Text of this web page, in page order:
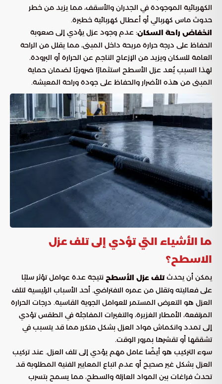
الكهربائية الموجودة في الجدران والأسقف، مما يزيد من خطر
حدوث ماس كهربائي أو أعطال كهربائية خطيرة.
انخفاض راحة السكان: عدم وجود عزل يؤدي إلى صعوبة
الحفاظ على درجة حرارة مريحة داخل المبنى، مما يقلل من الراحة
العامة للسكان ويزيد من الإزعاج الناجم عن الحرارة أو البرودة.
لهذا السبب يُعد عزل الأسطح استثمارًا ضروريًا لضمان حماية
المبنى من هذه الأضرار والحفاظ على جودة وراحة المعيشة.
ما الأشياء التي تؤدي إلى تلف عزل
الاسطح؟
يمكن أن يحدثتلف عزل الأسطح نتيجة عدة عوامل تؤثر سلبًا
على فعاليته وتقلل من عمره الافتراضي. أحد الأسباب الرئيسية لتلف
العزل هو التعرض المستمر للعوامل الجوية القاسية. درجات الحرارة
المرتفعة، الأمطار الغزيرة، والتغيرات المفاجئة في الطقس تؤدي
إلى تمدد وانكماش مواد العزل بشكل متكرر مما قد يتسبب في
تشققها أو تقشرها بمرور الوقت.
سوء التركيب هو أيضًا عامل مهم يؤدي إلى تلف العزل. عند تركيب
العزل بشكل غير صحيح أو عدم اتباع المعايير الفنية المطلوبة قد
تحدث فراغات بين المواد العازلة والسطح، مما يسمح بتسرب